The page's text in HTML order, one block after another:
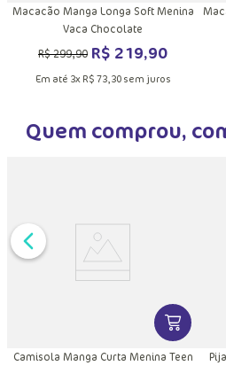
Macacão Manga Longa Soft Menina
Vaca Chocolate
R$299,90 R$ 219,90
Em até 3x R$ 73,30sem juros
Quem comprou,
INFORMAÇÕES DO PRODUTO
VER MAIS
Camisola Manga Curta Menina Teen